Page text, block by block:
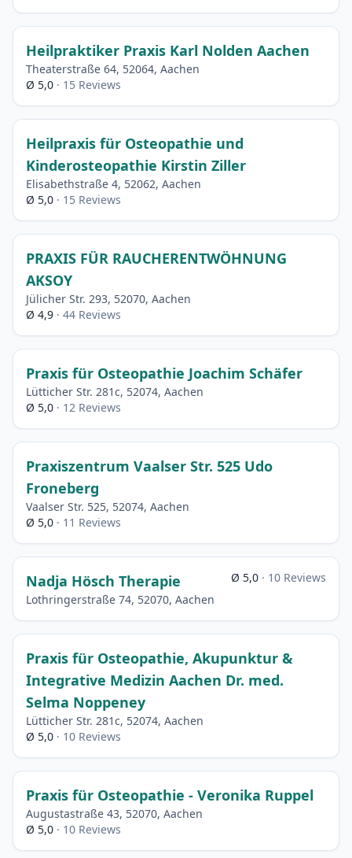
Heilpraktiker Praxis Karl Nolden Aachen
Theaterstraße 64, 52064, Aachen
Ø 5,0 · 15 Reviews
Heilpraxis für Osteopathie und
Kinderosteopathie Kirstin Ziller
Elisabethstraße 4, 52062, Aachen
Ø 5,0 · 15 Reviews
PRAXIS FÜR RAUCHERENTWÖHNUNG
AKSOY
Jülicher Str. 293, 52070, Aachen
Ø 4,9 · 44 Reviews
Praxis für Osteopathie Joachim Schäfer
Lütticher Str. 281c, 52074, Aachen
Ø 5,0 · 12 Reviews
Praxiszentrum Vaalser Str. 525 Udo
Froneberg
Vaalser Str. 525, 52074, Aachen
Ø 5,0 · 11 Reviews
Nadja Hösch Therapie
Lothringerstraße 74, 52070, Aachen
Ø 5,0 · 10 Reviews
Praxis für Osteopathie, Akupunktur &
Integrative Medizin Aachen Dr. med.
Selma Noppeney
Lütticher Str. 281c, 52074, Aachen
Ø 5,0 · 10 Reviews
Praxis für Osteopathie - Veronika Ruppel
Augustastraße 43, 52070, Aachen
Ø 5,0 · 10 Reviews